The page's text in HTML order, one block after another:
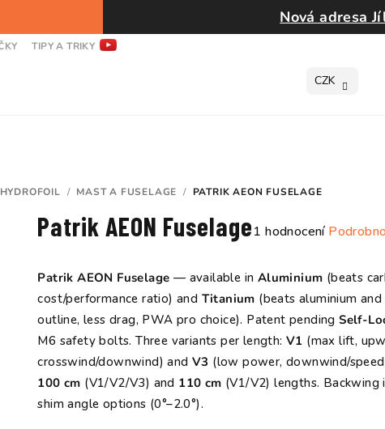
Nová adresa
TIPY A TRIKY
CZK
HYDROFOIL / MAST A FUSELAGE / PATRIK AEON FUSELAGE
Patrik AEON FuselagePrůměrné
produktu
je
5,0
z
5
hvězdiček.
1 hodnocení
Patrik AEON Fuselage — available in Aluminium (beats
cost/performance ratio) and Titanium (beats aluminium
outline, less drag, PWA pro choice). Patent pendingSelf-
M6 safety bolts. Three variants per length: V1 (max lift,
crosswind/downwind) and V3 (low power, downwind/
100 cm (V1/V2/V3) and 110 cm (V1/V2) lengths.
shim angle options (0°–2.0°).